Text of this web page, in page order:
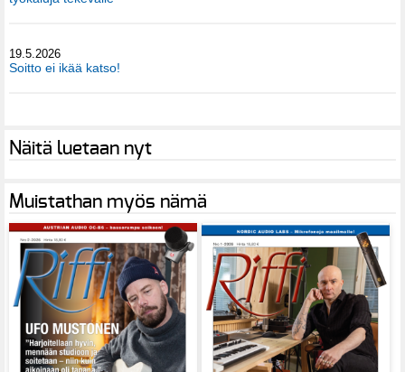
19.5.2026
Soitto ei ikää katso!
Näitä luetaan nyt
Muistathan myös nämä